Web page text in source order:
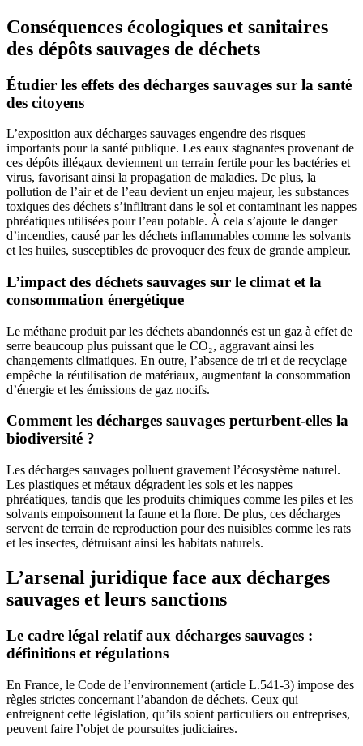
Conséquences écologiques et sanitaires
des dépôts sauvages de déchets
Étudier les effets des décharges sauvages sur la santé
des citoyens
L’exposition aux décharges sauvages engendre des risques
importants pour la santé publique. Les eaux stagnantes provenant de
ces dépôts illégaux deviennent un terrain fertile pour les bactéries et
virus, favorisant ainsi la propagation de maladies. De plus, la
pollution de l’air et de l’eau devient un enjeu majeur, les substances
toxiques des déchets s’infiltrant dans le sol et contaminant les nappes
phréatiques utilisées pour l’eau potable. À cela s’ajoute le danger
d’incendies, causé par les déchets inflammables comme les solvants
et les huiles, susceptibles de provoquer des feux de grande ampleur.
L’impact des déchets sauvages sur le climat et la
consommation énergétique
Le méthane produit par les déchets abandonnés est un gaz à effet de
serre beaucoup plus puissant que le CO₂, aggravant ainsi les
changements climatiques. En outre, l’absence de tri et de recyclage
empêche la réutilisation de matériaux, augmentant la consommation
d’énergie et les émissions de gaz nocifs.
Comment les décharges sauvages perturbent-elles la
biodiversité ?
Les décharges sauvages polluent gravement l’écosystème naturel.
Les plastiques et métaux dégradent les sols et les nappes
phréatiques, tandis que les produits chimiques comme les piles et les
solvants empoisonnent la faune et la flore. De plus, ces décharges
servent de terrain de reproduction pour des nuisibles comme les rats
et les insectes, détruisant ainsi les habitats naturels.
L’arsenal juridique face aux décharges
sauvages et leurs sanctions
Le cadre légal relatif aux décharges sauvages :
définitions et régulations
En France, le Code de l’environnement (article L.541-3) impose des
règles strictes concernant l’abandon de déchets. Ceux qui
enfreignent cette législation, qu’ils soient particuliers ou entreprises,
peuvent faire l’objet de poursuites judiciaires.